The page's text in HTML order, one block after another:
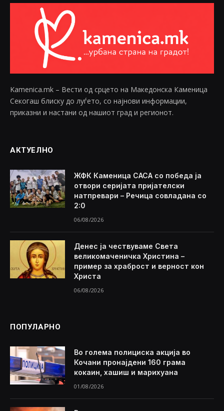
Kamenica.mk – Вести од срцето на Македонска Каменица
Секогаш блиску до луѓето, со најнови информации,
приказни и настани од нашиот град и регионот.
АКТУЕЛНО
ЖФК Каменица САСА со победа ја
отвори серијата пријателски
натпревари – Речица совладана со
2:0
06/08/2026
Денес ја чествуваме Света
великомаченичка Христина –
пример за храброст и верност кон
Христа
06/08/2026
ПОПУЛАРНО
Во голема полициска акција во
Кочани пронајдени 160 грама
кокаин, хашиш и марихуана
01/08/2026